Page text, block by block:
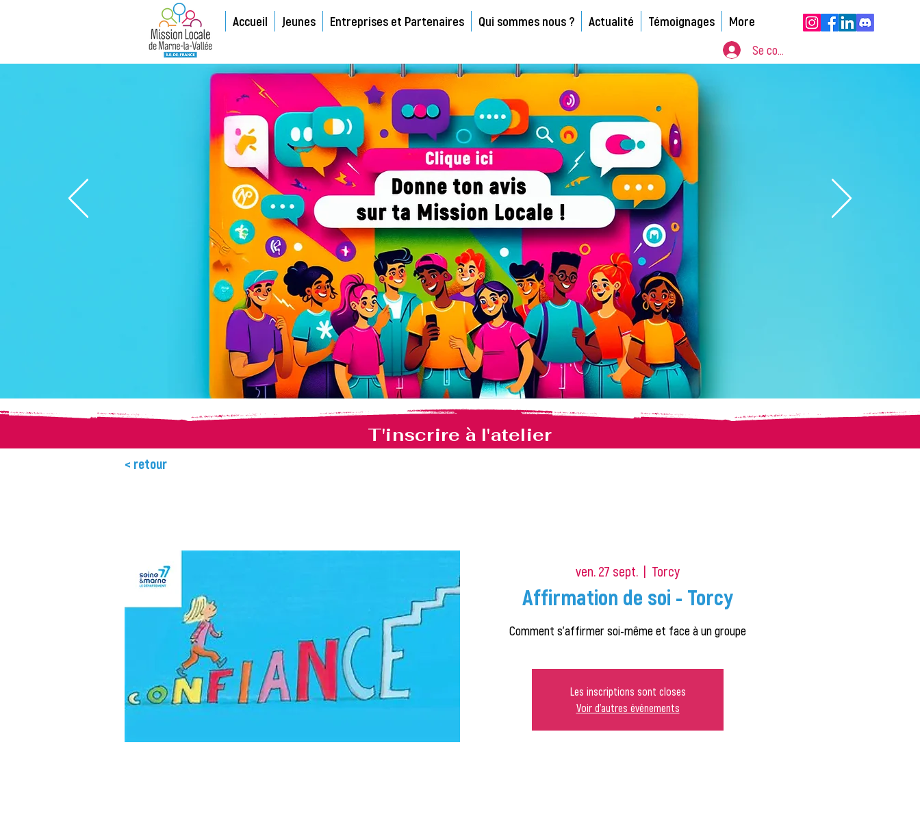
Accueil Jeunes Entreprises et Partenaires Qui sommes nous ? Actualité Témoignages More
Se connecter
T'inscrire à l'atelier
< retour
ven. 27 sept.
  |
Torcy
Affirmation de soi - Torcy
Comment s'affirmer soi-même et face à un groupe
Les inscriptions sont closes
Voir d'autres événements